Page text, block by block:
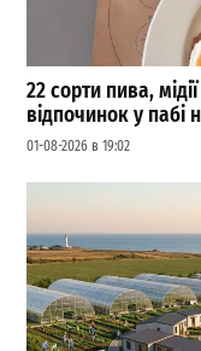
22 сорти пива,
відпочинок у пабі
01-08-2026 в 19:02